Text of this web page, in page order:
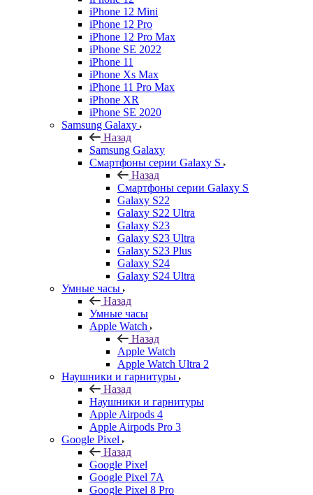
iPhone 12 Mini
iPhone 12 Pro
iPhone 12 Pro Max
iPhone SE 2022
iPhone 11
iPhone Xs Max
iPhone 11 Pro Max
iPhone XR
iPhone SE 2020
Samsung Galaxy
Назад
Samsung Galaxy
Смартфоны серии Galaxy S
Назад
Смартфоны серии Galaxy S
Galaxy S22
Galaxy S22 Ultra
Galaxy S23
Galaxy S23 Ultra
Galaxy S23 Plus
Galaxy S24
Galaxy S24 Ultra
Умные часы
Назад
Умные часы
Apple Watch
Назад
Apple Watch
Apple Watch Ultra 2
Наушники и гарнитуры
Назад
Наушники и гарнитуры
Apple Airpods 4
Apple Airpods Pro 3
Google Pixel
Назад
Google Pixel
Google Pixel 7А
Google Pixel 8 Pro